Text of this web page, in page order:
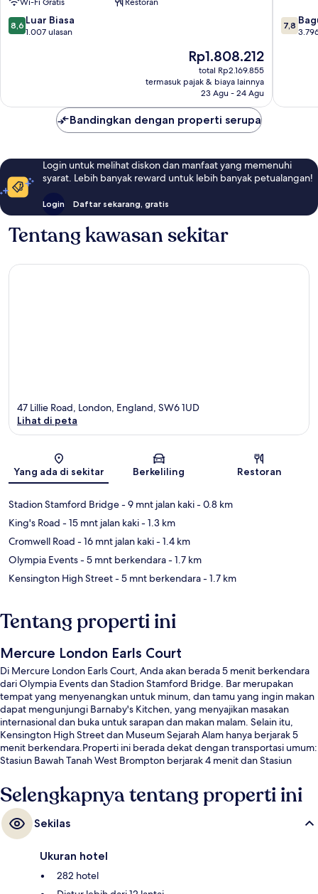
and
Fulham
8.6
dari
8,6 Luar Biasa
1.007 ulasan
Harga
sekarang
Rp1.808.212
Rp1.808.212
total Rp2.169.855
termasuk pajak & biaya lainnya
23 Agu - 24 Agu
City
Centre
7.8
dari
7,8
Bandingkan dengan properti serupa
Login untuk melihat diskon dan manfaat yang memenuhi
syarat. Lebih banyak reward untuk lebih banyak petualangan!
Login Daftar sekarang, gratis
Tentang kawasan sekitar
Peta
47 Lillie Road, London, England, SW6 1UD
Lihat di peta
Yang ada di sekitar Berkeliling Restoran
Stadion Stamford Bridge- 9 mnt jalan kaki- 0.8 km
King's Road - 15 mnt jalan kaki- 1.3 km
Cromwell Road - 16 mnt jalan kaki- 1.4 km
Olympia Events- 5 mnt berkendara- 1.7 km
Kensington High Street- 5 mnt berkendara- 1.7 km
Tentang properti ini
Mercure London Earls Court
Di Mercure London Earls Court, Anda akan berada 5 menit berkendara
dari Olympia Events dan Stadion Stamford Bridge. Bar merupakan
tempat yang menyenangkan untuk minum, dan tamu yang ingin makan
dapat mengunjungi Barnaby's Kitchen, yang menyajikan masakan
internasional dan buka untuk sarapan dan makan malam. Selain itu,
Kensington High Street dan Museum Sejarah Alam hanya berjarak 5
menit berkendara.Properti ini berada dekat dengan transportasi umum:
Stasiun Bawah Tanah West Brompton berjarak 4 menit dan Stasiun
Selengkapnya tentang properti ini
Sekilas
Ukuran hotel
282 hotel